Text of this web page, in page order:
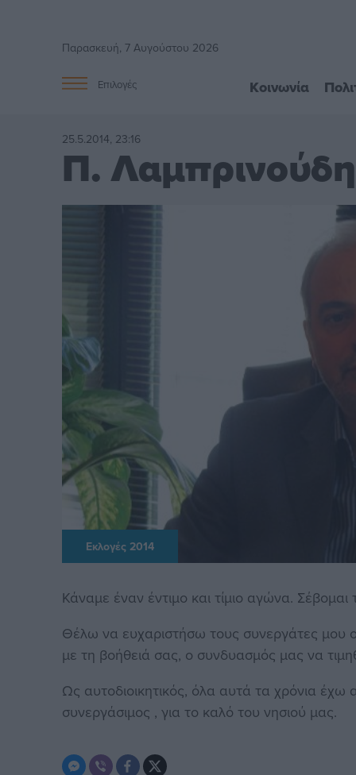
Παρασκευή, 7 Αυγούστου 2026
Επιλογές Κοινωνία
25.5.2014, 23:16
Π.
Εκλογές 2014
Κάναμε έναν έντιμο και τίμιο αγώνα.
Θέλω να ευχαριστήσω τους συνεργάτες μου
με τη βοήθειά σας, ο συνδυασμός μας να
Ως αυτοδιοικητικός, όλα αυτά τα χρόνια έχω
συνεργάσιμος , για το καλό του νησιού μας.